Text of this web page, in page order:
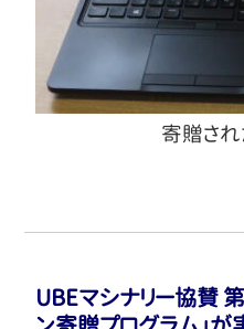
寄贈され
UBEマシナリー協賛